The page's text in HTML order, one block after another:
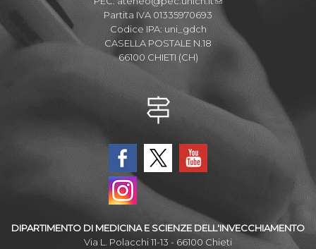
Partita IVA 01335970693
Codice IPA: uni_gdch
CASELLA POSTALE N.18
66100 CHIETI (CH)
DIPARTIMENTO DI MEDICINA E SCIENZE DELL'INVECCHIAMENTO
Via L. Polacchi 11-13 - 66100 Chieti